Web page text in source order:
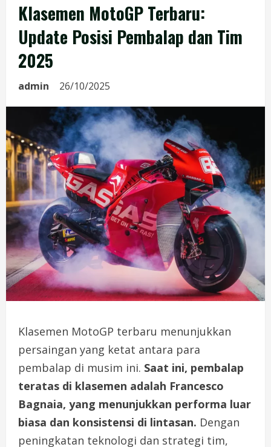
Klasemen MotoGP Terbaru:
Update Posisi Pembalap dan Tim
2025
admin 26/10/2025
Klasemen MotoGP terbaru menunjukkan
persaingan yang ketat antara para
pembalap di musim ini. Saat ini, pembalap
teratas di klasemen adalah Francesco
Bagnaia, yang menunjukkan performa luar
biasa dan konsistensi di lintasan. Dengan
peningkatan teknologi dan strategi tim,